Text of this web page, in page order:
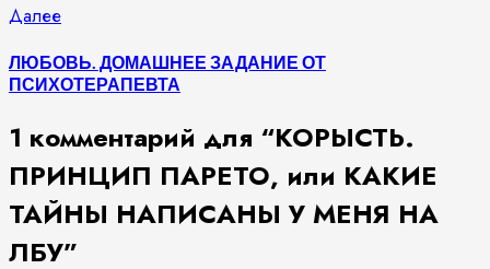
ДалееСледующая
ЛЮБОВЬ. ДОМАШНЕЕ ЗАДАНИЕ ОТ
ПСИХОТЕРАПЕВТА
1 комментарий для “КОРЫСТЬ.
ПРИНЦИП ПАРЕТО, или КАКИЕ
ТАЙНЫ НАПИСАНЫ У МЕНЯ НА
ЛБУ”